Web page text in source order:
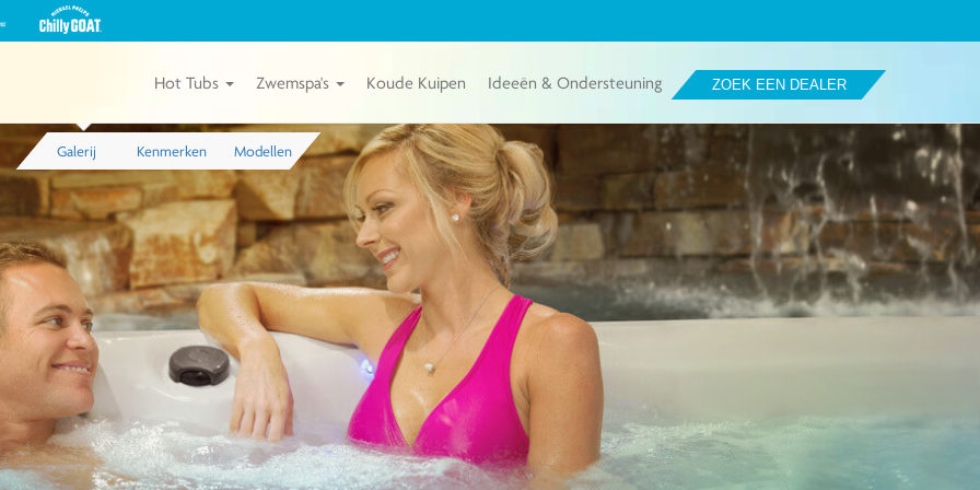
Bekijk
onze
Kuipen
van
Master
Spas
Hot Tubs Zwemspa's Koude Kuipen Ideeën & Ondersteuning ZOEK EEN DEALER
Galerij Kenmerken Modellen